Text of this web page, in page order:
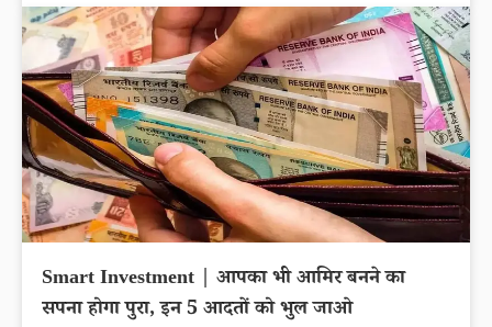
Smart Investment | आपका भी आमिर बनने का
सपना होगा पुरा, इन 5 आदतों को भुल जाओ